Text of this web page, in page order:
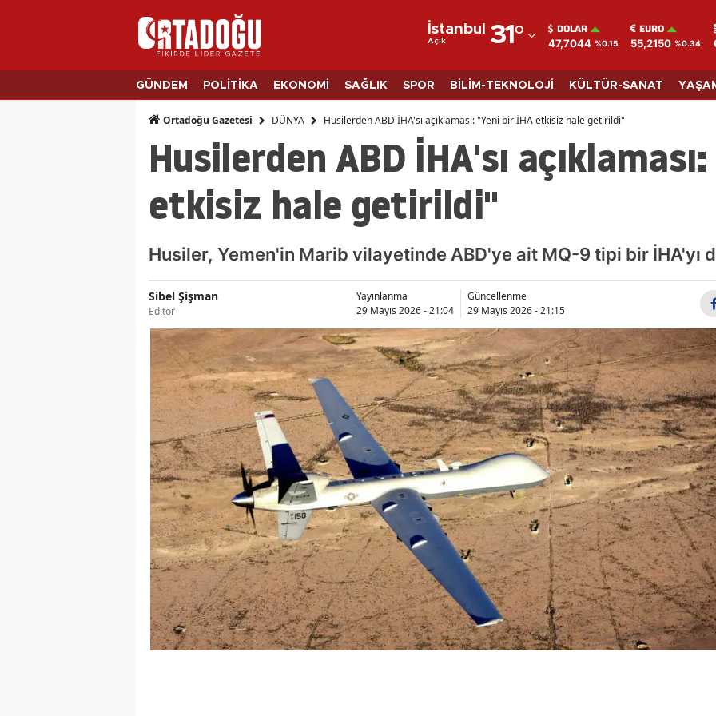
İstanbul
Açık 31°
Adana
Adıyaman
Afyonkarahisar
Ağrı
Ankara
Antalya
Artvin
Aydın
Balıkesir
Bilecik
Bingöl
Bitlis
Bolu
Burdur
Bursa
Çanakkale
Çankırı
Çorum
DOLAR
47,7044 %0.15
EURO
55,2150 %0.34
GÜNDEM POLİTİKA EKONOMİ SAĞLIK SPOR BİLİM-TEKNOLOJİ KÜLTÜR-SANAT
Ortadoğu Gazetesi DÜNYA Husilerden ABD İHA'sı açıklaması: "Yeni bir İHA etkisiz hale getirildi"
Husilerden ABD İHA'sı
etkisiz hale getirildi"
Husiler, Yemen'in Marib vilayetinde ABD'ye ait MQ-9 tipi bir İHA'yı
Sibel Şişman
Editör
Yayınlanma
29 Mayıs 2026 - 21:04
Güncellenme
29 Mayıs 2026 - 21:15
Hasan Cahit Çınar
kimdir, İş
Bankası'nın yeni
genel müdürü n...
Efe
kimdir, kaç
ve nereli?